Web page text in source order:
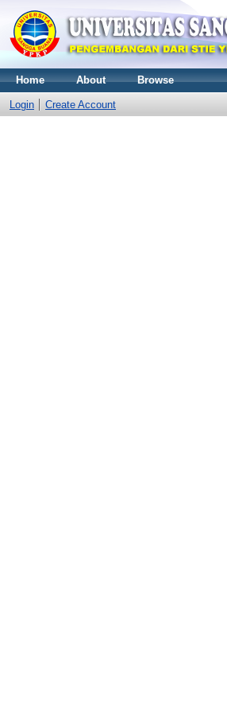
Home About Browse
Login Create Account